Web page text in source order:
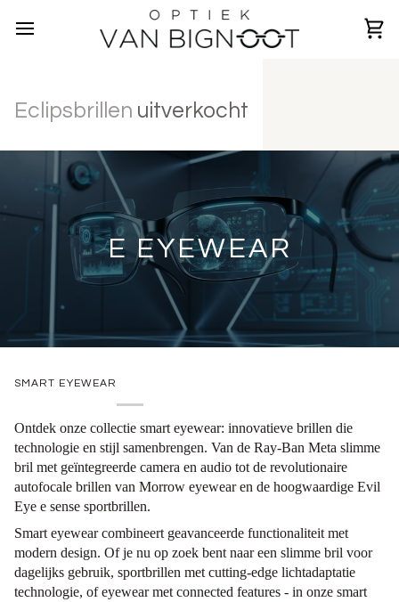
Eclipsbrillen uitverkocht
E EYEWEAR
SMART EYEWEAR
Ontdek onze collectie smart eyewear: innovatieve brillen die
technologie en stijl samenbrengen. Van de Ray-Ban Meta slimme
bril met geïntegreerde camera en audio tot de revolutionaire
autofocale brillen van Morrow eyewear en de hoogwaardige Evil
Eye e sense sportbrillen.
Smart eyewear combineert geavanceerde functionaliteit met
modern design. Of je nu op zoek bent naar een slimme bril voor
dagelijks gebruik, sportbrillen met cutting-edge lichtadaptatie
technologie, of eyewear met connected features - in onze smart